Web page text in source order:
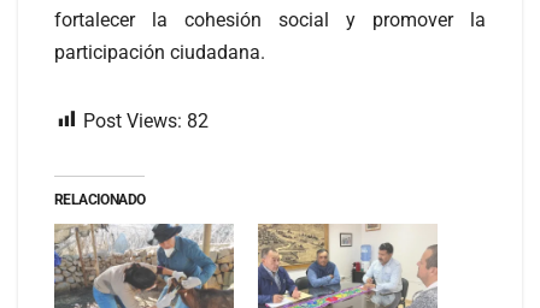
fortalecer la cohesión social y promover la
participación ciudadana.
Post Views: 82
RELACIONADO